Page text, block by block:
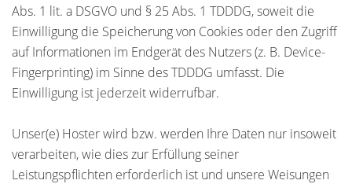
Abs. 1 lit. a DSGVO und § 25 Abs. 1 TDDDG, soweit die
Einwilligung die Speicherung von Cookies oder den Zugriff
auf Informationen im Endgerät des Nutzers (z. B. Device-
Fingerprinting) im Sinne des TDDDG umfasst. Die
Einwilligung ist jederzeit widerrufbar.
Unser(e) Hoster wird bzw. werden Ihre Daten nur insoweit
verarbeiten, wie dies zur Erfüllung seiner
Leistungspflichten erforderlich ist und unsere Weisungen